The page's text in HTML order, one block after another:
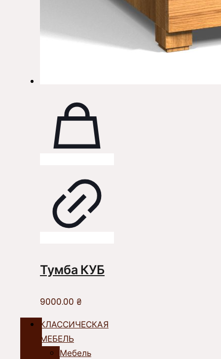
Тумба КУБ
9000.00 ₴
КЛАССИЧЕСКАЯ
МЕБЕЛЬ
Мебель